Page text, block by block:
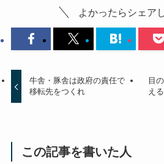
よかったらシェア
牛舎・豚舎は政府の責任で
移転先をつくれ
目
え
この記事を書いた人